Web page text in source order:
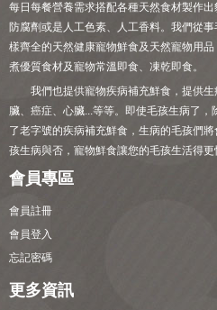
每日每餐營養需求搭配各種天然食材製作
防腐劑或是人工色素、人工香料。我們從
樣齊全的天然健康寵物鮮食及天然寵物用
煮優質食材及寵物常溫即食、凍乾即食。
我們也提供寵物疾病補充鮮食，提供
臟、癌症、心臟...等等。即使毛孩生病了
了老字號的疾病補充鮮食，生病的毛孩們
孩生病與否，寵物鮮食讓您的毛孩生活得更
會員專區
會員註冊
會員登入
忘記密碼
更多資訊